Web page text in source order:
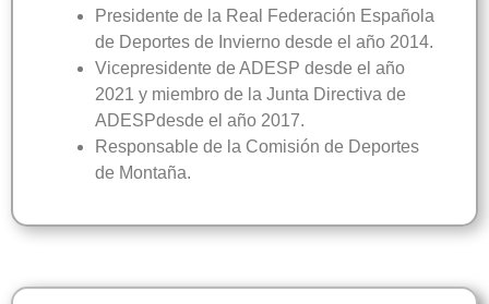
Presidente de la Real Federación Española
de Deportes de Invierno desde el año 2014.
Vicepresidente de ADESP desde el año
2021 y miembro de la Junta Directiva de
ADESPdesde el año 2017.
Responsable de la Comisión de Deportes
de Montaña.